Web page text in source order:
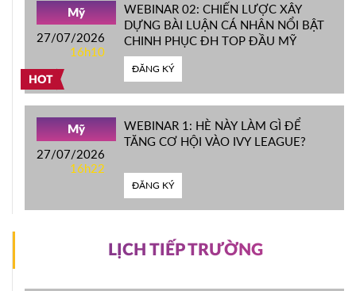
HOT
Mỹ
27/07/2026
16h10
WEBINAR 02: CHIẾN LƯỢC XÂY
DỰNG BÀI LUẬN CÁ NHÂN NỔI BẬT
CHINH PHỤC ĐH TOP ĐẦU MỸ
ĐĂNG KÝ
Mỹ
27/07/2026
16h22
WEBINAR 1: HÈ NÀY LÀM GÌ ĐỂ
TĂNG CƠ HỘI VÀO IVY LEAGUE?
ĐĂNG KÝ
LỊCH TIẾP TRƯỜNG